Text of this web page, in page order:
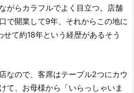
がらカラフルでよく目立つ。店舗
で開業して9年、それからこの地に
て約18年という経歴があるそう
なので、客席はテーブル2つにカウ
て、お母様から「いらっしゃいま